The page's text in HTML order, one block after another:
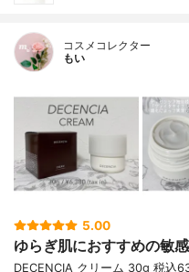
コスメコレクター
もい
5.00
ゆらぎ肌におすすめの敏
DECENCIA クリーム 30g 税込